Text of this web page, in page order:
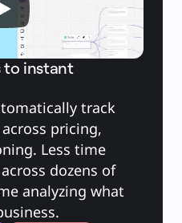
и документация
пути клиента
синтез
услуги
to instant
track
pricing,
Less time
dozens of
analyzing what